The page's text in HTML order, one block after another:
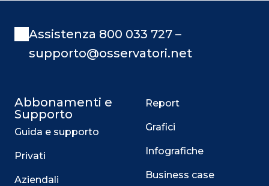
Assistenza 800 033 727 –
supporto@osservatori.net
Abbonamenti e
Supporto
Guida e supporto
Privati
Aziendali
Report
Grafici
Infografiche
Business case